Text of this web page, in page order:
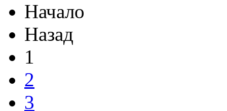
Начало
Назад
1
2
3